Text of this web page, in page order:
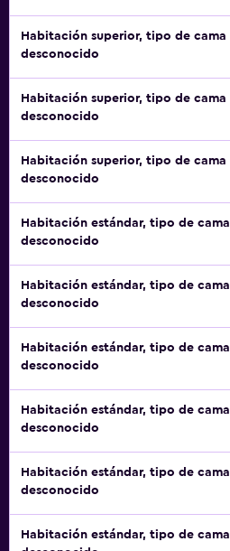
Habitación superior, tipo de cama
desconocido
Habitación superior, tipo de cama
desconocido
Habitación superior, tipo de cama
desconocido
Habitación estándar, tipo de cama
desconocido
Habitación estándar, tipo de cama
desconocido
Habitación estándar, tipo de cama
desconocido
Habitación estándar, tipo de cama
desconocido
Habitación estándar, tipo de cama
desconocido
Habitación estándar, tipo de cama